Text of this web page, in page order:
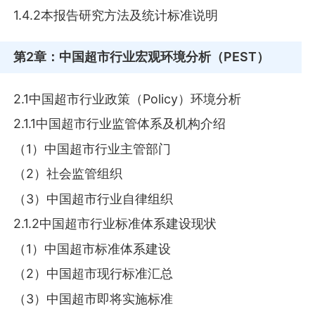
1.4.2本报告研究方法及统计标准说明
第2章 ：中国超市行业宏观环境分析（PEST）
2.1中国超市行业政策（Policy）环境分析
2.1.1中国超市行业监管体系及机构介绍
（1）中国超市行业主管部门
（2）社会监管组织
（3）中国超市行业自律组织
2.1.2中国超市行业标准体系建设现状
（1）中国超市标准体系建设
（2）中国超市现行标准汇总
（3）中国超市即将实施标准